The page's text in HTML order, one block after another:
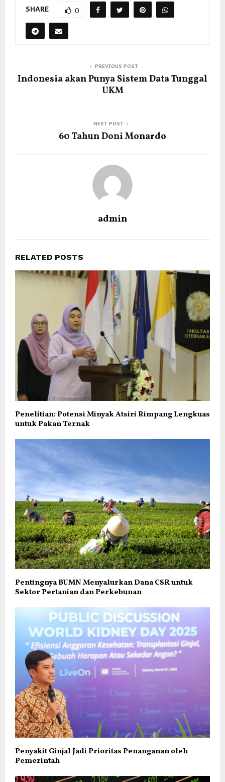
SHARE 0
PREVIOUS POST
Indonesia akan Punya Sistem Data Tunggal
UKM
NEXT POST
60 Tahun Doni Monardo
admin
RELATED POSTS
Penelitian: Potensi Minyak Atsiri Rimpang Lengkuas
untuk Pakan Ternak
Pentingnya BUMN Menyalurkan Dana CSR untuk
Sektor Pertanian dan Perkebunan
Penyakit Ginjal Jadi Prioritas Penanganan oleh
Pemerintah